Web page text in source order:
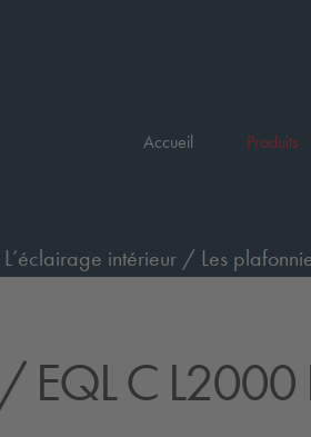
Accueil Produits
L’éclairage intérieur / Les
/ EQL C